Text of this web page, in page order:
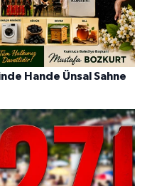
Hande Ünsal Sahne